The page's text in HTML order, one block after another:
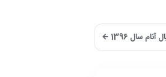
سال 1396 ←